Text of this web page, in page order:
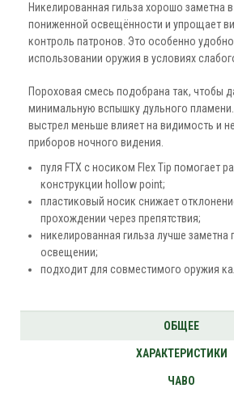
Никелированная гильза хорошо заметна
пониженной освещённости и упрощает
контроль патронов. Это особенно
использовании оружия в условиях
Пороховая смесь подобрана так, чтобы
минимальную вспышку дульного
выстрел меньше влияет на видимость и
приборов ночного видения.
пуля FTX с носиком Flex Tip помогает
конструкции hollow point;
пластиковый носик снижает
прохождении через препятствия;
никелированная гильза лучше заметна
освещении;
подходит для совместимого оружия
ОБЩЕЕ
ХАРАКТЕРИСТИКИ
ЧАВО